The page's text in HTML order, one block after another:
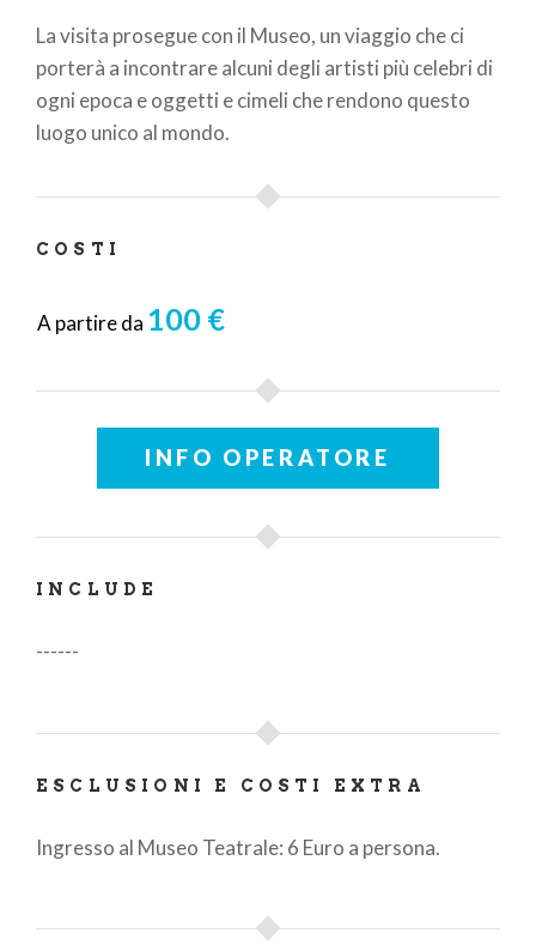
La visita prosegue con il Museo, un viaggio che ci
porterà a incontrare alcuni degli artisti più celebri di
ogni epoca e oggetti e cimeli che rendono questo
luogo unico al mondo.
COSTI
A partire da 100 €
INFO OPERATORE
INCLUDE
------
ESCLUSIONI E COSTI EXTRA
Ingresso al Museo Teatrale: 6 Euro a persona.